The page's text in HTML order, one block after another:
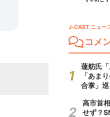
J-CAST ニュー
コメ
蓮舫氏
「あま
合掌」
高市首
せず？